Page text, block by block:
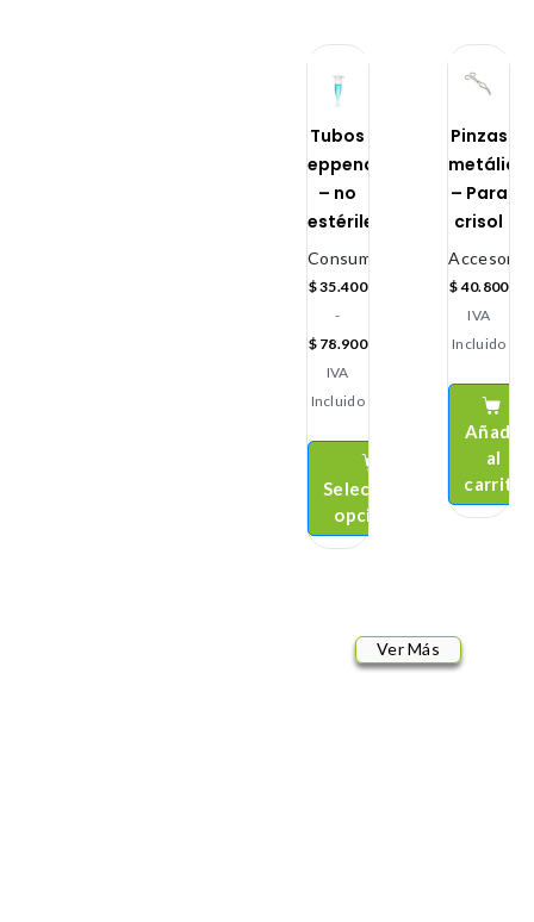
Tubos
eppendorf
– no
estériles
Consumibles
$35.400
-
$78.900
IVA
Incluido
Seleccionar
opciones
Pinzas
– Para
crisol
$40.800
IVA
Incluido
Añadir
al
carrito
Ver Más